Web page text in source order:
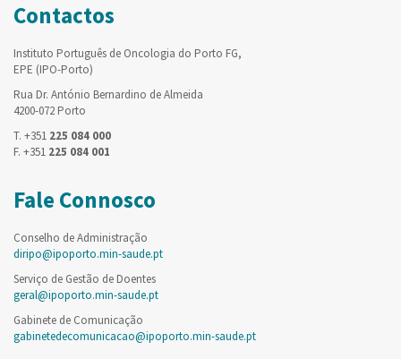
Contactos
Instituto Português de Oncologia do Porto FG,
EPE (IPO-Porto)
Rua Dr. António Bernardino de Almeida
4200-072 Porto
T. +351 225 084 000
F. +351 225 084 001
Fale Connosco
Conselho de Administração
diripo@ipoporto.min-saude.pt
Serviço de Gestão de Doentes
geral@ipoporto.min-saude.pt
Gabinete de Comunicação
gabinetedecomunicacao@ipoporto.min-saude.pt